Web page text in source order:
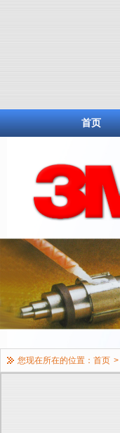
首页
您现在所在的位置： 首页 >